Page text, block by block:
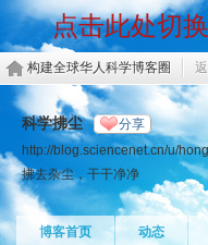
点击此处切
构建全球华人科学博客圈
科学拂尘 分享
http://blog.sciencenet.cn/u/
拂去杂尘，干干净净
博客首页 动态